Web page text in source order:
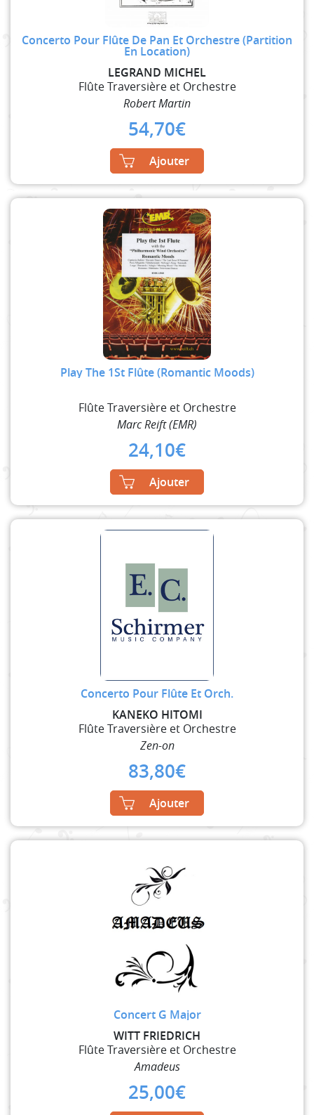
Concerto Pour Flûte De Pan Et Orchestre (Partition
En Location)
LEGRAND MICHEL
Flûte Traversière et Orchestre
Robert Martin
54,70€
Ajouter
Play The 1St Flûte (Romantic Moods)
Flûte Traversière et Orchestre
Marc Reift (EMR)
24,10€
Ajouter
Concerto Pour Flûte Et Orch.
KANEKO HITOMI
Flûte Traversière et Orchestre
Zen-on
83,80€
Ajouter
Concert G Major
WITT FRIEDRICH
Flûte Traversière et Orchestre
Amadeus
25,00€